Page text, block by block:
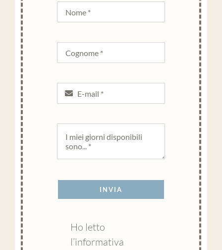
INVIA
Ho letto
l’informativa